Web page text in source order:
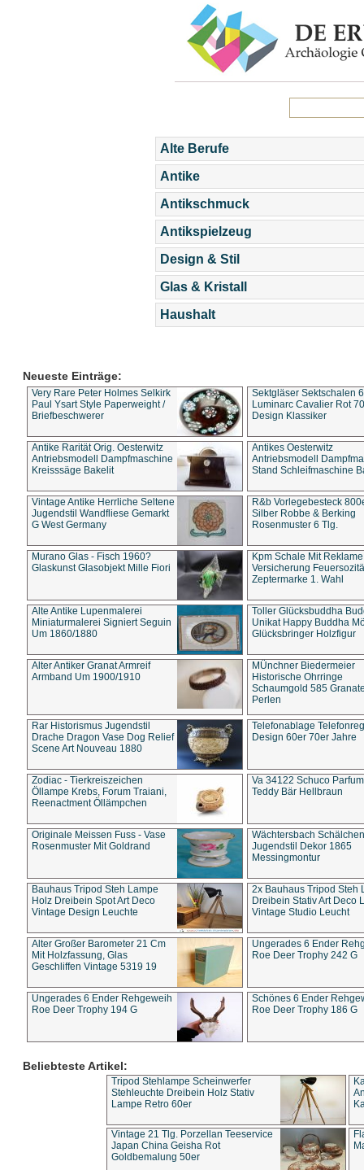
Alte Berufe
Antike
Antikschmuck
Antikspielzeug
Design & Stil
Glas & Kristall
Haushalt
Neueste Einträge:
Very Rare Peter Holmes Selkirk
Paul Ysart Style Paperweight /
Briefbeschwerer
Sektgläser Sektschalen
Luminarc Cavalier Rot
Design Klassiker
Antike Rarität Orig. Oesterwitz
Antriebsmodell Dampfmaschine
Kreisssäge Bakelit
Antikes Oesterwitz
Antriebsmodell
Stand Schleifmaschine
Vintage Antike Herrliche Seltene
Jugendstil Wandfliese Gemarkt
G West Germany
R&b Vorlegebesteck
Silber Robbe & Berking
Rosenmuster 6 Tlg.
Murano Glas - Fisch 1960?
Glaskunst Glasobjekt Mille Fiori
Kpm Schale Mit Reklame
Versicherung
Zeptermarke 1. Wahl
Alte Antike Lupenmalerei
Miniaturmalerei Signiert Seguin
Um 1860/1880
Toller Glücksbuddha
Unikat Happy Buddha
Glücksbringer Holzfigur
Alter Antiker Granat Armreif
Armband Um 1900/1910
MÜnchner Biedermeier
Historische Ohrringe
Schaumgold 585
Perlen
Rar Historismus Jugendstil
Drache Dragon Vase Dog Relief
Scene Art Nouveau 1880
Telefonablage
Design 60er 70er Jahre
Zodiac - Tierkreiszeichen
Öllampe Krebs, Forum Traiani,
Reenactment Öllämpchen
Va 34122 Schuco
Teddy Bär Hellbraun
Originale Meissen Fuss - Vase
Rosenmuster Mit Goldrand
Wächtersbach Schälchen
Jugendstil Dekor 1865
Messingmontur
Bauhaus Tripod Steh Lampe
Holz Dreibein Spot Art Deco
Vintage Design Leuchte
2x Bauhaus Tripod Steh
Dreibein Stativ Art Deco
Vintage Studio Leucht
Alter Großer Barometer 21 Cm
Mit Holzfassung, Glas
Geschliffen Vintage 5319 19
Ungerades 6 Ender
Roe Deer Trophy 242 G
Ungerades 6 Ender Rehgeweih
Roe Deer Trophy 194 G
Schönes 6 Ender
Roe Deer Trophy 186 G
Beliebteste Artikel:
Tripod Stehlampe Scheinwerfer
Stehleuchte Dreibein Holz Stativ
Lampe Retro 60er
Vintage 21 Tlg. Porzellan Teeservice
Japan China Geisha Rot
Goldbemalung 50er